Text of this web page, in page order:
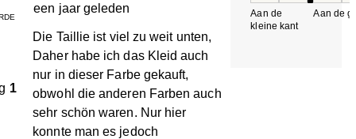
1
een jaar geleden
Die Taillie ist viel zu weit unten,
Daher habe ich das Kleid auch
nur in dieser Farbe gekauft,
obwohl die anderen Farben auch
sehr schön waren. Nur hier
konnte man es jedoch
Aan de
kleine kant
Aan de